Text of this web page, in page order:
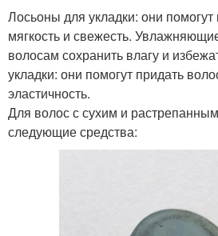
Лосьоны для укладки: они
мягкость и свежесть.
волосам сохранить влагу и
укладки: они помогут придать
эластичность.
Для волос с сухим и
следующие средства: